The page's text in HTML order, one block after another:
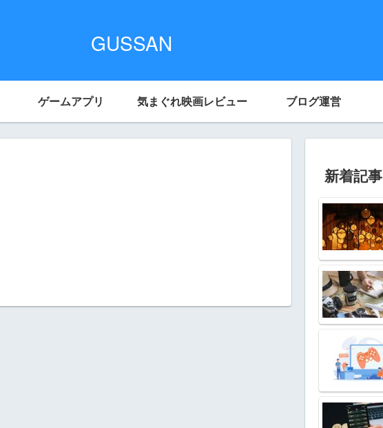
GUSSAN
ゲームアプリ 気まぐれ映画レビュー ブログ運営
新着記事